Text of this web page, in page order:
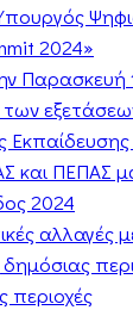
2024»
Παρασκευή
και ΠΕΠΑΣ
2024
αλλαγές
περιοχές